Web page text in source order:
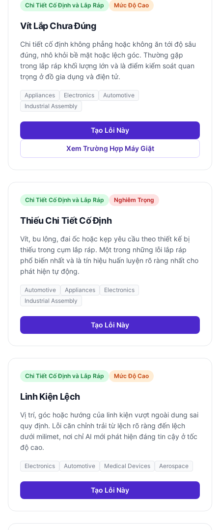
Chi Tiết Cố Định và Lắp Ráp Mức Độ Cao
Vít Lắp Chưa Đúng
Chi tiết cố định không phẳng hoặc không ăn tới độ sâu
đúng, nhô khỏi bề mặt hoặc lệch góc. Thường gặp
trong lắp ráp khối lượng lớn và là điểm kiểm soát quan
trọng ở đồ gia dụng và điện tử.
Appliances Electronics
Automotive
Industrial Assembly
Tạo Lỗi Này
Xem Trường Hợp Máy Giặt
Chi Tiết Cố Định và Lắp Ráp Nghiêm Trọng
Thiếu Chi Tiết Cố Định
Vít, bu lông, đai ốc hoặc kẹp yêu cầu theo thiết kế bị
thiếu trong cụm lắp ráp. Một trong những lỗi lắp ráp
phổ biến nhất và là tín hiệu huấn luyện rõ ràng nhất cho
phát hiện tự động.
Automotive Appliances
Electronics
Industrial Assembly
Tạo Lỗi Này
Chi Tiết Cố Định và Lắp Ráp Mức Độ Cao
Linh Kiện Lệch
Vị trí, góc hoặc hướng của linh kiện vượt ngoài dung sai
quy định. Lỗi căn chỉnh trải từ lệch rõ ràng đến lệch
dưới milimet, nơi chỉ AI mới phát hiện đáng tin cậy ở tốc
độ cao.
Electronics Automotive Medical Devices Aerospace
Tạo Lỗi Này